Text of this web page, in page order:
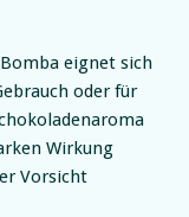
eignet sich
oder für
Wirkung
Vorsicht